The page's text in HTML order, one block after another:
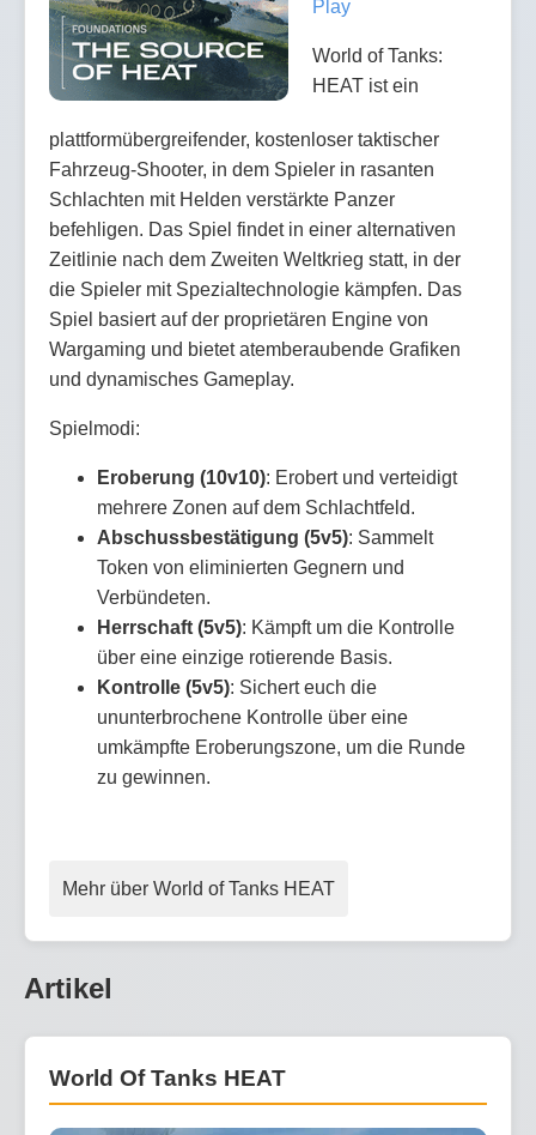
Play
World of Tanks:
HEAT ist ein
plattformübergreifender, kostenloser taktischer
Fahrzeug-Shooter, in dem Spieler in rasanten
Schlachten mit Helden verstärkte Panzer
befehligen. Das Spiel findet in einer alternativen
Zeitlinie nach dem Zweiten Weltkrieg statt, in der
die Spieler mit Spezialtechnologie kämpfen. Das
Spiel basiert auf der proprietären Engine von
Wargaming und bietet atemberaubende Grafiken
und dynamisches Gameplay.
Spielmodi:
Eroberung (10v10): Erobert und verteidigt
mehrere Zonen auf dem Schlachtfeld.
Abschussbestätigung (5v5): Sammelt
Token von eliminierten Gegnern und
Verbündeten.
Herrschaft (5v5): Kämpft um die Kontrolle
über eine einzige rotierende Basis.
Kontrolle (5v5): Sichert euch die
ununterbrochene Kontrolle über eine
umkämpfte Eroberungszone, um die Runde
zu gewinnen.
Mehr über World of Tanks HEAT
Artikel
World Of Tanks HEAT